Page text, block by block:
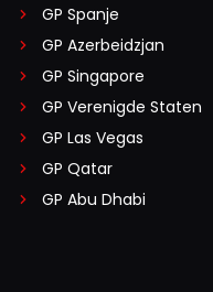
GP Spanje
GP Azerbeidzjan
GP Singapore
GP Verenigde Staten
GP Las Vegas
GP Qatar
GP Abu Dhabi